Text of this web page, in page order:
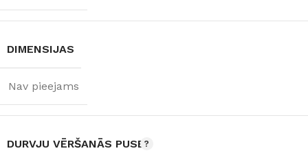
DIMENSIJAS
Nav pieejams
DURVJU VĒRŠANĀS PUSE